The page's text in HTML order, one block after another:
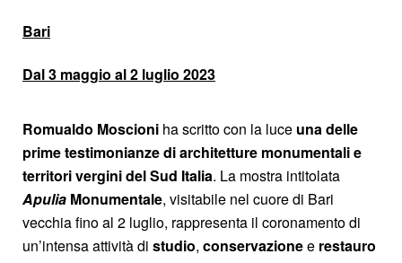
Bari
Dal 3 maggio al 2 luglio 2023
Romualdo Moscioni ha scritto con la luce una delle
prime testimonianze di architetture monumentali e
territori vergini del Sud Italia. La mostra intitolata
Apulia Monumentale, visitabile nel cuore di Bari
vecchia fino al 2 luglio, rappresenta il coronamento di
un’intensa attività di studio, conservazionee restauro